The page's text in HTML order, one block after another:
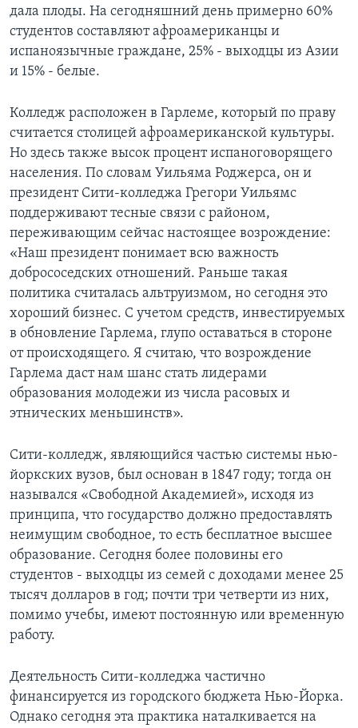
дала плоды. На сегодняшний день примерно 60%
студентов составляют афроамериканцы и
испаноязычные граждане, 25% - выходцы из Азии
и 15% - белые.
Колледж расположен в Гарлеме, который по праву
считается столицей афроамериканской культуры.
Но здесь также высок процент испаноговорящего
населения. По словам Уильяма Роджерса, он и
президент Сити-колледжа Грегори Уильямс
поддерживают тесные связи с районом,
переживающим сейчас настоящее возрождение:
«Наш президент понимает всю важность
добрососедских отношений. Раньше такая
политика считалась альтруизмом, но сегодня это
хороший бизнес. С учетом средств, инвестируемых
в обновление Гарлема, глупо оставаться в стороне
от происходящего. Я считаю, что возрождение
Гарлема даст нам шанс стать лидерами
образования молодежи из числа расовых и
этнических меньшинств».
Сити-колледж, являющийся частью системы нью-
йоркских вузов, был основан в 1847 году; тогда он
назывался «Свободной Академией», исходя из
принципа, что государство должно предоставлять
неимущим свободное, то есть бесплатное высшее
образование. Сегодня более половины его
студентов - выходцы из семей с доходами менее 25
тысяч долларов в год; почти три четверти из них,
помимо учебы, имеют постоянную или временную
работу.
Деятельность Сити-колледжа частично
финансируется из городского бюджета Нью-Йорка.
Однако сегодня эта практика наталкивается на